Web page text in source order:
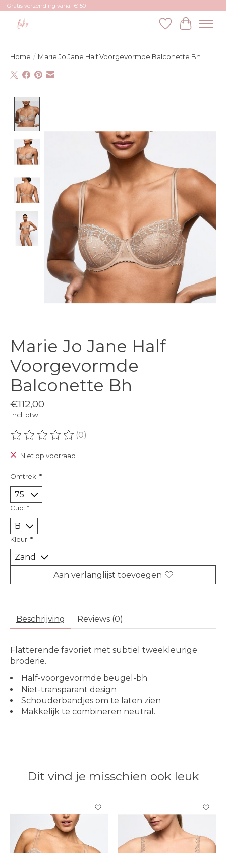
Gratis verzending vanaf €150
Verlanglijst
Home / Marie Jo Jane Half Voorgevormde Balconette Bh
Marie Jo Jane Half
Voorgevormde
Balconette Bh
€112,00
Incl. btw
De beoordeling van dit product is
(0)
Niet op voorraad
Omtrek: *
Cup: *
Kleur: *
Aan verlanglijst toevoegen
Beschrijving Reviews (0)
Flatterende favoriet met subtiel tweekleurige
broderie.
Half-voorgevormde beugel-bh
Niet-transparant design
Schouderbandjes om te laten zien
Makkelijk te combineren neutral.
Dit vind je misschien ook leuk
Items van productcarrousel